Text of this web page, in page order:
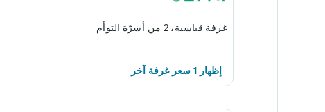
غرفة قياسية، 2 من أسرّة التوأم
إظهار 1 سعر غرفة آخر